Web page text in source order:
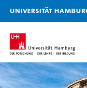
Universität